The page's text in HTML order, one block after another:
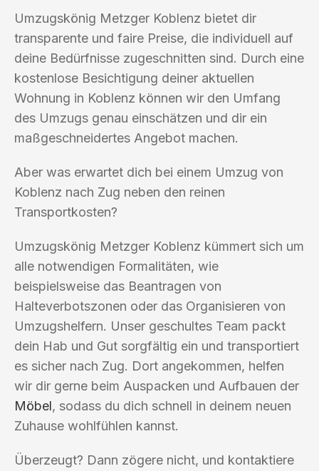
Umzugskönig Metzger Koblenz bietet dir
transparente und faire Preise, die individuell auf
deine Bedürfnisse zugeschnitten sind. Durch eine
kostenlose Besichtigung deiner aktuellen
Wohnung in Koblenz können wir den Umfang
des Umzugs genau einschätzen und dir ein
maßgeschneidertes Angebot machen.
Aber was erwartet dich bei einem Umzug von
Koblenz nach Zug neben den reinen
Transportkosten?
Umzugskönig Metzger Koblenz kümmert sich um
alle notwendigen Formalitäten, wie
beispielsweise das Beantragen von
Halteverbotszonen oder das Organisieren von
Umzugshelfern. Unser geschultes Team packt
dein Hab und Gut sorgfältig ein und transportiert
es sicher nach Zug. Dort angekommen, helfen
wir dir gerne beim Auspacken und Aufbauen der
Möbel, sodass du dich schnell in deinem neuen
Zuhause wohlfühlen kannst.
Überzeugt? Dann zögere nicht, und kontaktiere